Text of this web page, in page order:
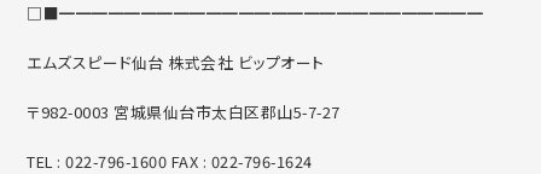
□■━━━━━━━━━━━━━━━━━━━━━━━━━━
エムズスピード仙台 株式会社 ビップオート
〒982-0003 宮城県仙台市太白区郡山5-7-27
TEL : 022-796-1600 FAX : 022-796-1624